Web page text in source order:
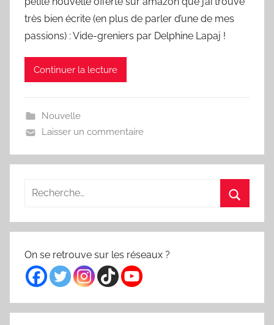
très bien écrite (en plus de parler d’une de mes
passions) : Vide-greniers par Delphine Lapaj !
Continuer la lecture
Nouvelle
Laisser un commentaire
Recherche
:
On se retrouve sur les réseaux ?